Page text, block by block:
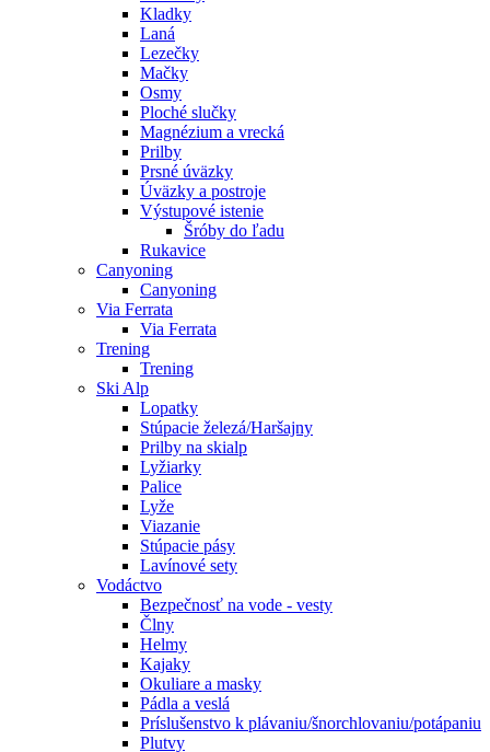
Kladky
Laná
Lezečky
Mačky
Osmy
Ploché slučky
Magnézium a vrecká
Prilby
Prsné úväzky
Úväzky a postroje
Výstupové istenie
Šróby do ľadu
Rukavice
Canyoning
Canyoning
Via Ferrata
Via Ferrata
Trening
Trening
Ski Alp
Lopatky
Stúpacie železá/Haršajny
Prilby na skialp
Lyžiarky
Palice
Lyže
Viazanie
Stúpacie pásy
Lavínové sety
Vodáctvo
Bezpečnosť na vode - vesty
Člny
Helmy
Kajaky
Okuliare a masky
Pádla a veslá
Príslušenstvo k plávaniu/šnorchlovaniu/potápaniu
Plutvy